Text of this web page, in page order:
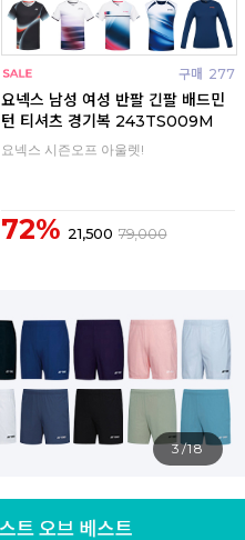
구매 277
요넥스 남성 여성 반팔 긴팔 배드민
턴 티셔츠 경기복 243TS009M
요넥스 시즌오프 아울렛!
72% 21,500 79,000
4/18